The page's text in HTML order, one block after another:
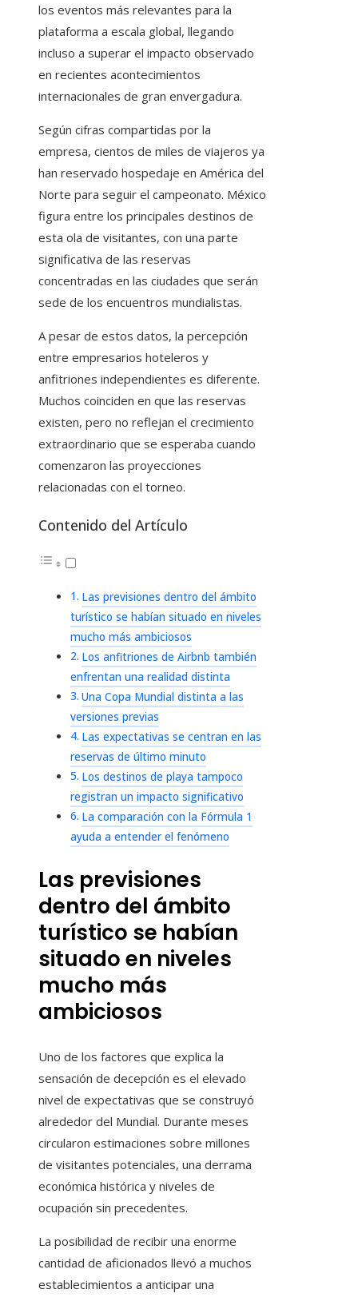
los eventos más relevantes para la
plataforma a escala global, llegando
incluso a superar el impacto observado
en recientes acontecimientos
internacionales de gran envergadura.
Según cifras compartidas por la
empresa, cientos de miles de viajeros ya
han reservado hospedaje en América del
Norte para seguir el campeonato. México
figura entre los principales destinos de
esta ola de visitantes, con una parte
significativa de las reservas
concentradas en las ciudades que serán
sede de los encuentros mundialistas.
A pesar de estos datos, la percepción
entre empresarios hoteleros y
anfitriones independientes es diferente.
Muchos coinciden en que las reservas
existen, pero no reflejan el crecimiento
extraordinario que se esperaba cuando
comenzaron las proyecciones
relacionadas con el torneo.
Contenido del Artículo
Las previsiones dentro del ámbito
turístico se habían situado en niveles
mucho más ambiciosos
Los anfitriones de Airbnb también
enfrentan una realidad distinta
Una Copa Mundial distinta a las
versiones previas
Las expectativas se centran en las
reservas de último minuto
Los destinos de playa tampoco
registran un impacto significativo
La comparación con la Fórmula 1
ayuda a entender el fenómeno
Las previsiones
dentro del ámbito
turístico se habían
situado en niveles
mucho más
ambiciosos
Uno de los factores que explica la
sensación de decepción es el elevado
nivel de expectativas que se construyó
alrededor del Mundial. Durante meses
circularon estimaciones sobre millones
de visitantes potenciales, una derrama
económica histórica y niveles de
ocupación sin precedentes.
La posibilidad de recibir una enorme
cantidad de aficionados llevó a muchos
establecimientos a anticipar una